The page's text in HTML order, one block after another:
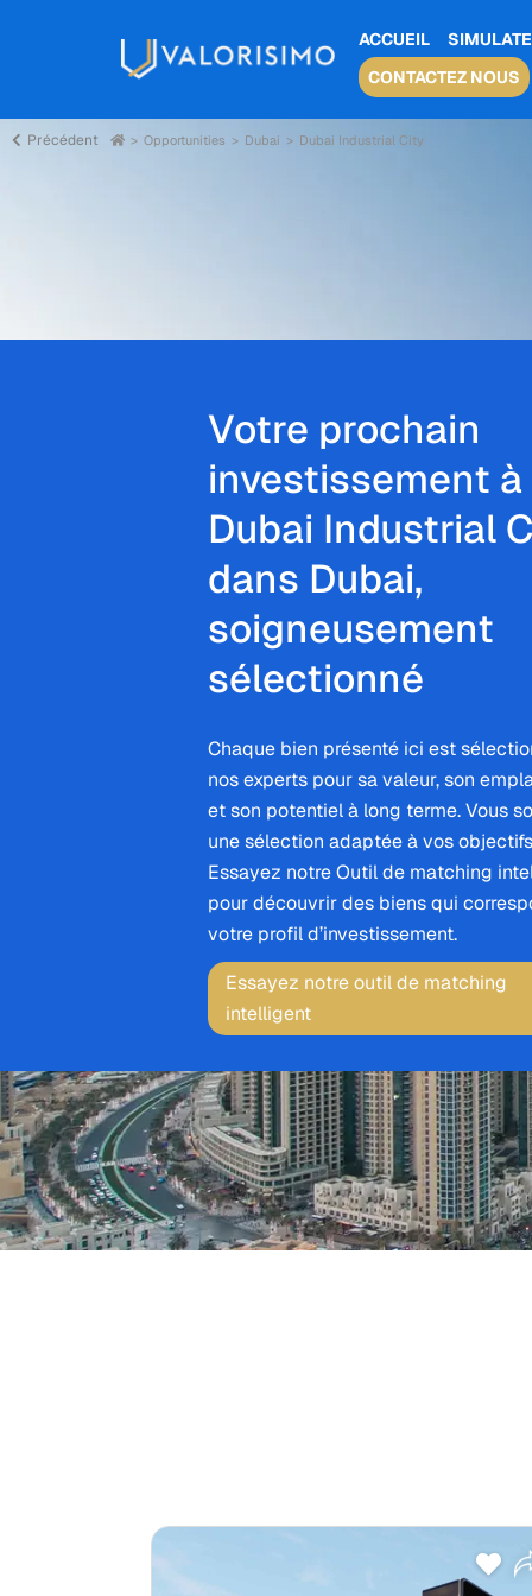
ACCUEIL
CONTACTEZ NOUS
Précédent Opportunities Dubai Dubai Industrial City
Votre prochain
investissement à
Dubai Industrial
dans Dubai,
soigneusement
sélectionné
Chaque bien présenté ici est
nos experts pour sa valeur, son
et son potentiel à long terme. Vous
une sélection adaptée à vos
Essayez notre Outil de matching
pour découvrir des biens qui
votre profil d’investissement.
Essayez notre outil de matching
intelligent